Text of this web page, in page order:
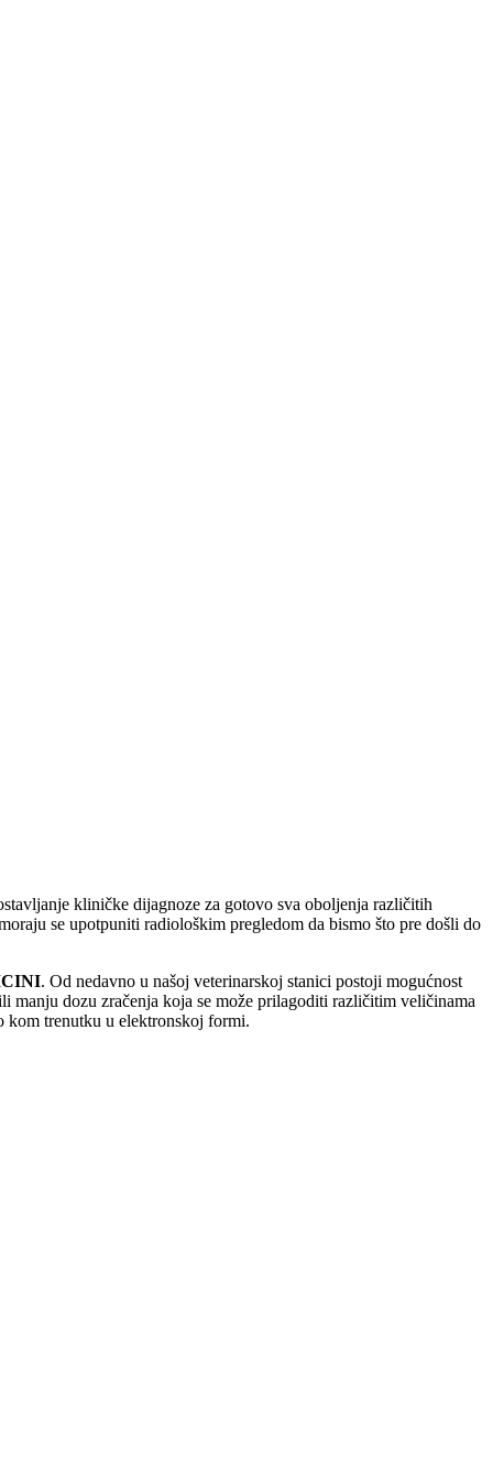
kliničke dijagnoze za gotovo sva oboljenja različitih
se upotpuniti radiološkim pregledom da bismo što pre došli do
. Od nedavno u našoj veterinarskoj stanici postoji mogućnost
manju dozu zračenja koja se može prilagoditi različitim veličinama
kom trenutku u elektronskoj formi.